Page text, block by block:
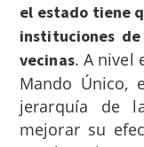
el estado tiene
instituciones
vecinas. A nivel
Mando Único,
jerarquía de
mejorar su